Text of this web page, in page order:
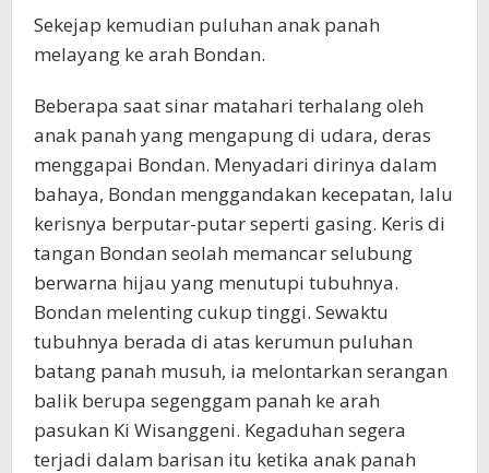
Sekejap kemudian puluhan anak panah
melayang ke arah Bondan.
Beberapa saat sinar matahari terhalang oleh
anak panah yang mengapung di udara, deras
menggapai Bondan. Menyadari dirinya dalam
bahaya, Bondan menggandakan kecepatan, lalu
kerisnya berputar-putar seperti gasing. Keris di
tangan Bondan seolah memancar selubung
berwarna hijau yang menutupi tubuhnya.
Bondan melenting cukup tinggi. Sewaktu
tubuhnya berada di atas kerumun puluhan
batang panah musuh, ia melontarkan serangan
balik berupa segenggam panah ke arah
pasukan Ki Wisanggeni. Kegaduhan segera
terjadi dalam barisan itu ketika anak panah